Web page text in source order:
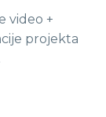
video +
projekta